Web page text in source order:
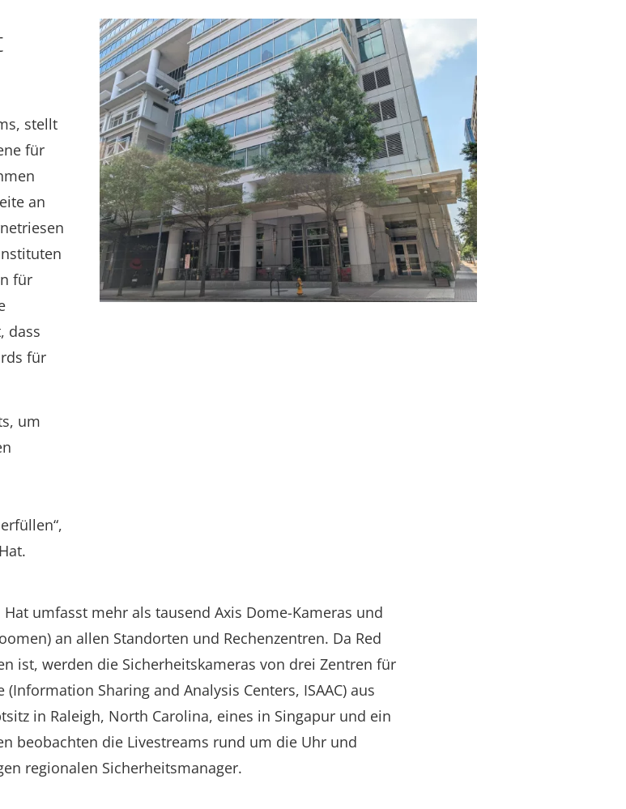
stellt
für
an
für
dass
für
um
umfasst mehr als tausend Axis Dome-Kameras und
an allen Standorten und Rechenzentren. Da Red
ist, werden die Sicherheitskameras von drei Zentren für
Sharing and Analysis Centers, ISAAC) aus
in Raleigh, North Carolina, eines in Singapur und ein
beobachten die Livestreams rund um die Uhr und
regionalen Sicherheitsmanager.